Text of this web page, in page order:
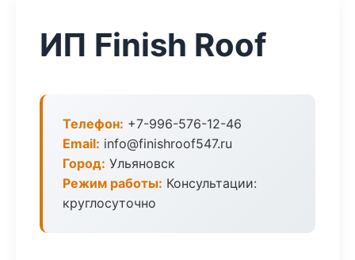
ИП Finish Roof
Телефон: +7-996-576-12-46
Email: info@finishroof547.ru
Город: Ульяновск
Режим работы: Консультации:
круглосуточно